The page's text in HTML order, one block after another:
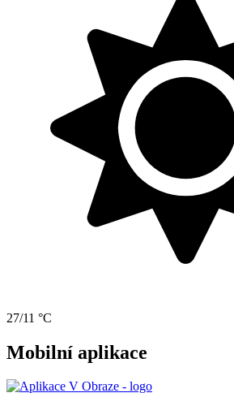
27/11 °C
Mobilní aplikace